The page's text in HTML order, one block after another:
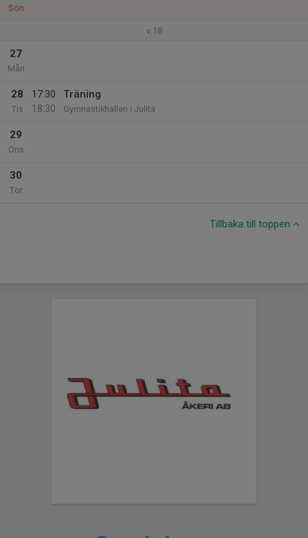
Sön
v.18
27
Mån
28
Tis
17:30
18:30
Träning
Gymnastikhallen i Julita
29
Ons
30
Tor
Tillbaka till toppen